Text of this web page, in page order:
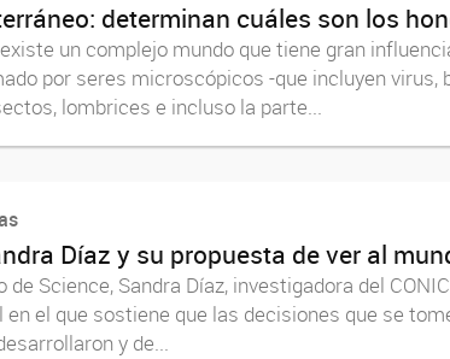
determinan cuáles son los
un complejo mundo que tiene gran
por seres microscópicos -que incluyen
lombrices e incluso la parte...
Díaz y su propuesta de ver al
de Science, Sandra Díaz, investigadora del
el que sostiene que las decisiones que se
y de...